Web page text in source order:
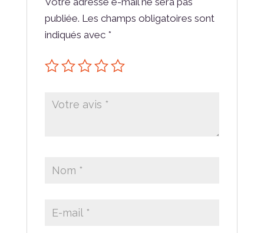
publiée. Les champs obligatoires sont
indiqués avec *